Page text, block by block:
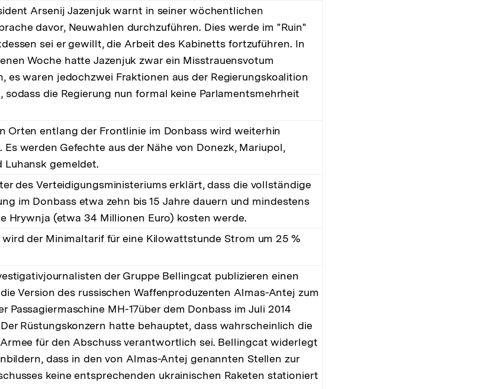
Arsenij Jazenjuk warnt in seiner wöchentlichen
davor, Neuwahlen durchzuführen. Dies werde im "Ruin"
sei er gewillt, die Arbeit des Kabinetts fortzuführen. In
Woche hatte Jazenjuk zwar ein Misstrauensvotum
es waren jedochzwei Fraktionen aus der Regierungskoalition
sodass die Regierung nun formal keine Parlamentsmehrheit
Orten entlang der Frontlinie im Donbass wird weiterhin
Es werden Gefechte aus der Nähe von Donezk, Mariupol,
Luhansk gemeldet.
des Verteidigungsministeriums erklärt, dass die vollständige
im Donbass etwa zehn bis 15 Jahre dauern und mindestens
Hrywnja (etwa 34 Millionen Euro) kosten werde.
wird der Minimaltarif für eine Kilowattstunde Strom um 25 %
der Gruppe Bellingcat publizieren einen
Version des russischen Waffenproduzenten Almas-Antej zum
Passagiermaschine MH-17über dem Donbass im Juli 2014
Rüstungskonzern hatte behauptet, dass wahrscheinlich die
für den Abschuss verantwortlich sei. Bellingcat widerlegt
dass in den von Almas-Antej genannten Stellen zur
keine entsprechenden ukrainischen Raketen stationiert